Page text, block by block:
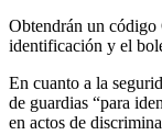
Obtendrán un código
identificación y el
En cuanto a la
de guardias “para
en actos de